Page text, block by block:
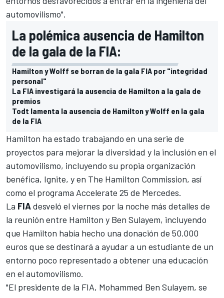
automovilismo".
La polémica ausencia de Hamilton
de la gala de la FIA:
Hamilton y Wolff se borran de la gala FIA por "integridad
personal"
La FIA investigará la ausencia de Hamilton a la gala de
premios
Todt lamenta la ausencia de Hamilton y Wolff en la gala
de la FIA
Hamilton ha estado trabajando en una serie de
proyectos para mejorar la diversidad y la inclusión en el
automovilismo, incluyendo su propia organización
benéfica, Ignite, y en The Hamilton Commission, así
como el programa Accelerate 25 de Mercedes.
La FIAdesveló el viernes por la noche más detalles de
la reunión entre Hamilton y Ben Sulayem, incluyendo
que Hamilton había hecho una donación de 50.000
euros que se destinará a ayudar a un estudiante de un
entorno poco representado a obtener una educación
en el automovilismo.
"El presidente de la FIA, Mohammed Ben Sulayem, se